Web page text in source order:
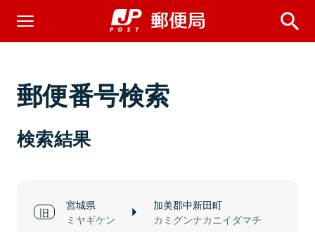
郵便番号検索
検索結果
宮城県
ミヤギケン
加美郡中新田町
カミグンナカニイダマチ